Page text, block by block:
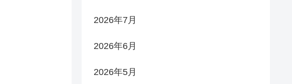
2026年7月
2026年6月
2026年5月